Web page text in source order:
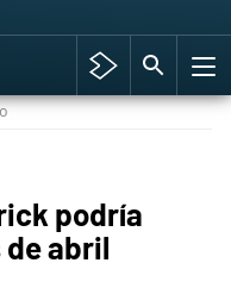
La Era del Cataclismo
podría
de abril